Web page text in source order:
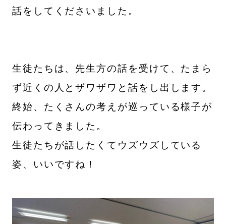
話をしてくださいました。
生徒たちは、先生方の話を受けて、たまら
ず近くの人とザワザワと話をし出します。
終始、たくさんの考えが巡っている様子が
伝わってきました。
生徒たちが話したくてウズウズしている
姿、いいですね！